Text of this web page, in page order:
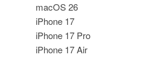
macOS 26
iPhone 17
iPhone 17 Pro
iPhone 17 Air